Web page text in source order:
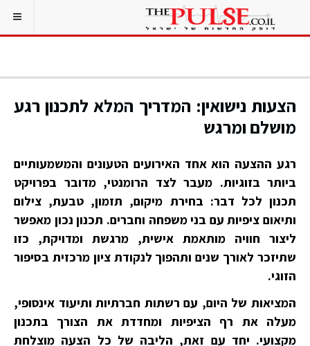
הצעות נישואין: המדריך המלא לתכנון רגע
מושלם ומרגש
רגע ההצעה הוא אחד האירועים הטעונים והמשמעותיים
ביותר בזוגיות. מעבר לצד הרומנטי, מדובר בפרויקט
תכנון לכל דבר: בחירת מיקום, תזמון, טבעת, צילום
ותיאום ציפיות עם בני משפחה וחברים. תכנון נכון מאפשר
ליצור חוויה מותאמת אישית, מרגשת ומדויקת, כזו
שתיזכר לאורך שנים ותהפוך לנקודת ציון מרכזית בסיפור
הזוגי.
המציאות של היום, עם רשתות חברתיות ותיעוד אינסופי,
מעלה את רף הציפיות ומחדדת את הצורך בתכנון
מקצועי. יחד עם זאת, הליבה של כל הצעה מוצלחת